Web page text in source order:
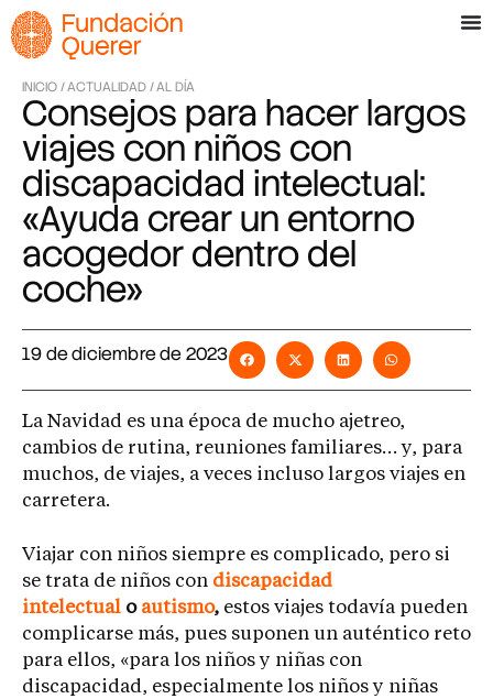
INICIO /ACTUALIDAD /AL DÍA
Consejos para hacer largos
viajes con niños con
discapacidad intelectual:
«Ayuda crear un entorno
acogedor dentro del
coche»
19 de diciembre de 2023
La Navidad es una época de mucho ajetreo,
cambios de rutina, reuniones familiares… y, para
muchos, de viajes, a veces incluso largos viajes en
carretera.
Viajar con niños siempre es complicado, pero si
se trata de niños con discapacidad
intelectual o autismo, estos viajes todavía pueden
complicarse más, pues suponen un auténtico reto
para ellos, «para los niños y niñas con
discapacidad, especialmente los niños y niñas